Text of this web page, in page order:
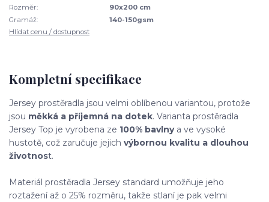
Rozměr:
90x200 cm
Gramáž:
140-150gsm
Hlídat cenu / dostupnost
Kompletní specifikace
Jersey prostěradla jsou velmi oblíbenou variantou, protože
jsou měkká a příjemná na dotek. Varianta prostěradla
Jersey Top je vyrobena ze 100% bavlnya ve vysoké
hustotě, což zaručuje jejich výbornou kvalitu a dlouhou
životnost.
Materiál prostěradla Jersey standard umožňuje jeho
roztažení až o 25% rozměru, takže stlaní je pak velmi